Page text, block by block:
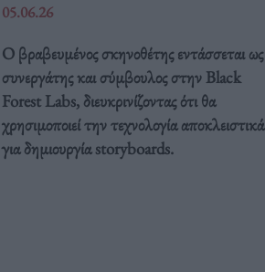
05.06.26
Ο βραβευμένος σκηνοθέτης εντάσσεται ως
συνεργάτης και σύμβουλος στην Black
Forest Labs, διευκρινίζοντας ότι θα
χρησιμοποιεί την τεχνολογία αποκλειστικά
για δημιουργία storyboards.